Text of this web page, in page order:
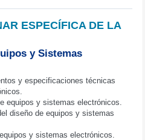
ESPECÍFICA DE LA
y Sistemas
y especificaciones técnicas
equipos y sistemas electrónicos.
diseño de equipos y sistemas
y sistemas electrónicos.